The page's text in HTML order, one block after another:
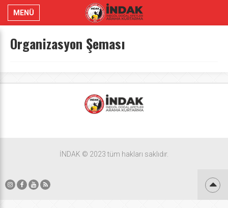
MENÜ
Organizasyon Şeması
İNDAK © 2023 tüm hakları saklıdır.